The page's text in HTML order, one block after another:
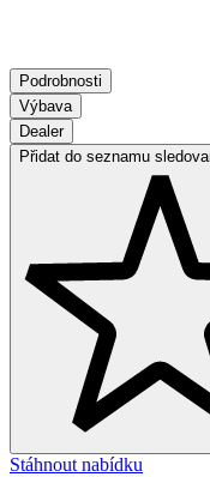
Podrobnosti
Výbava
Dealer
Přidat do seznamu
Stáhnout nabídku